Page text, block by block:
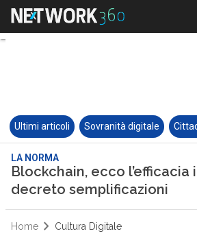
Ultimi articoli Sovranità digitale
LA NORMA
Blockchain, ecco
decreto semplificazioni
Home Cultura Digitale